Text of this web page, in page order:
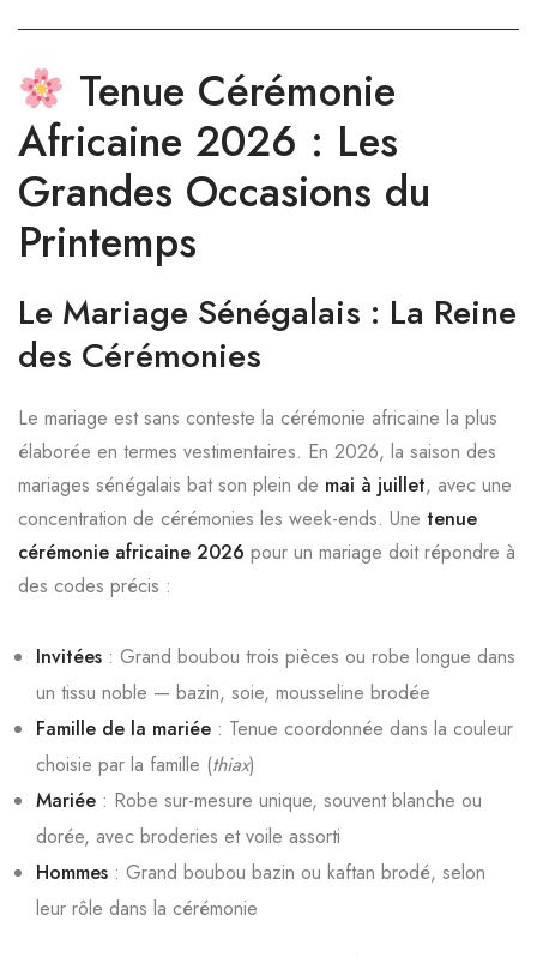
Tenue Cérémonie
Africaine 2026 : Les
Grandes Occasions du
Printemps
Le Mariage Sénégalais : La Reine
des Cérémonies
Le mariage est sans conteste la cérémonie africaine la plus
élaborée en termes vestimentaires. En 2026, la saison des
mariages sénégalais bat son plein de mai à juillet, avec une
concentration de cérémonies les week-ends. Une tenue
cérémonie africaine 2026 pour un mariage doit répondre à
des codes précis :
Invitées : Grand boubou trois pièces ou robe longue dans
un tissu noble — bazin, soie, mousseline brodée
Famille de la mariée : Tenue coordonnée dans la couleur
choisie par la famille (thiax)
Mariée : Robe sur-mesure unique, souvent blanche ou
dorée, avec broderies et voile assorti
Hommes : Grand boubou bazin ou kaftan brodé, selon
leur rôle dans la cérémonie